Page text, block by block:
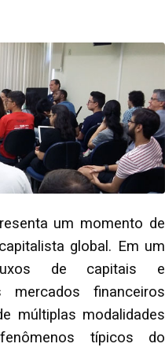
um momento de
global. Em um
de capitais e
mercados financeiros
múltiplas modalidades
típicos do